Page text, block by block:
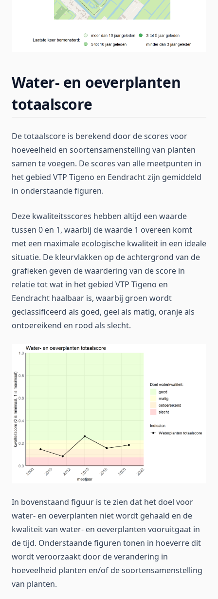
Water- en oeverplanten
totaalscore
De totaalscore is berekend door de scores voor
hoeveelheid en soortensamenstelling van planten
samen te voegen. De scores van alle meetpunten in
het gebied VTP Tigeno en Eendracht zijn gemiddeld
in onderstaande figuren.
Deze kwaliteitsscores hebben altijd een waarde
tussen 0 en 1, waarbij de waarde 1 overeen komt
met een maximale ecologische kwaliteit in een ideale
situatie. De kleurvlakken op de achtergrond van de
grafieken geven de waardering van de score in
relatie tot wat in het gebied VTP Tigeno en
Eendracht haalbaar is, waarbij groen wordt
geclassificeerd als goed, geel als matig, oranje als
ontoereikend en rood als slecht.
In bovenstaand figuur is te zien dat het doel voor
water- en oeverplanten niet wordt gehaald en de
kwaliteit van water- en oeverplanten vooruitgaat in
de tijd. Onderstaande figuren tonen in hoeverre dit
wordt veroorzaakt door de verandering in
hoeveelheid planten en/of de soortensamenstelling
van planten.